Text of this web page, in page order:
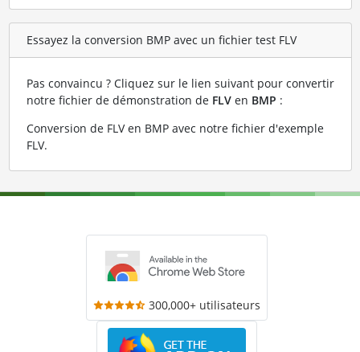
Essayez la conversion BMP avec un fichier test FLV
Pas convaincu ? Cliquez sur le lien suivant pour convertir
notre fichier de démonstration de FLVen BMP :
Conversion de FLV en BMP avec notre fichier d'exemple
FLV.
300,000+ utilisateurs